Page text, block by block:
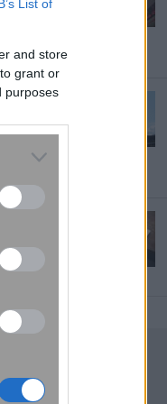
List of
and store
grant or
purposes